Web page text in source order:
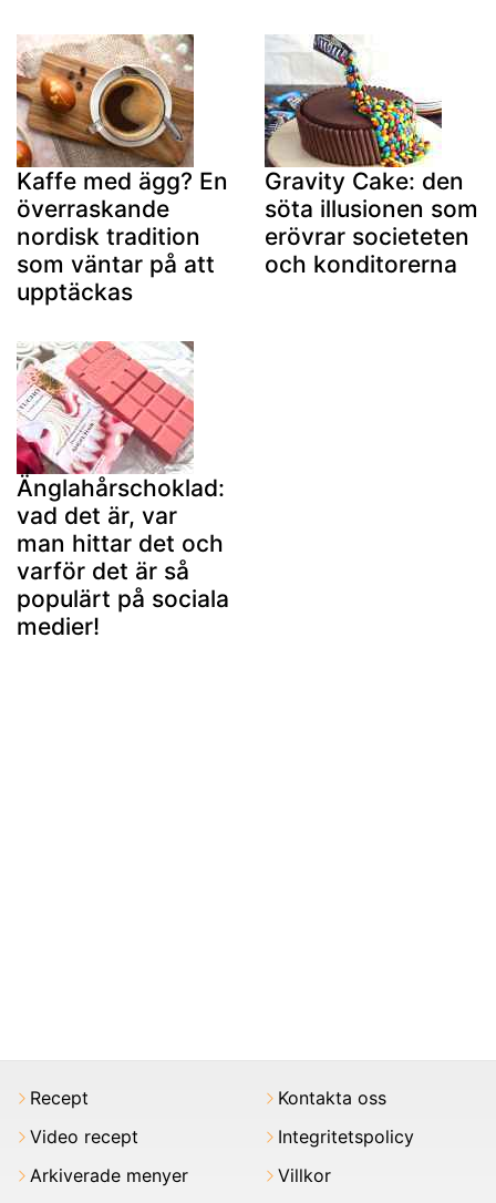
Kaffe med ägg? En
överraskande
nordisk tradition
som väntar på att
upptäckas
Gravity Cake: den
söta illusionen som
erövrar societeten
och konditorerna
Änglahårschoklad:
vad det är, var
man hittar det och
varför det är så
populärt på sociala
medier!
Recept
Video recept
Arkiverade menyer
Kontakta oss
Integritetspolicy
Villkor